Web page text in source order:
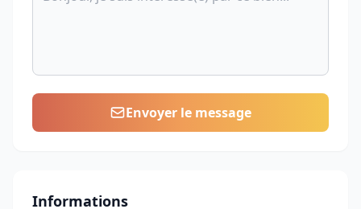
Envoyer le message
Informations